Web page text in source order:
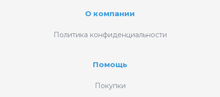
О компании
Политика конфиденциальности
Помощь
Покупки